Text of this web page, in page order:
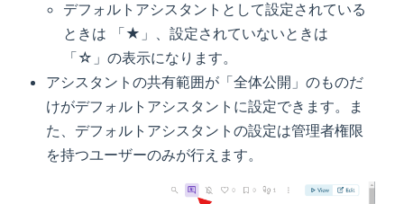
デフォルトアシスタントとして設定されている
ときは 「★」、設定されていないときは
「☆」の表示になります。
アシスタントの共有範囲が「全体公開」のものだ
けがデフォルトアシスタントに設定できます。ま
た、デフォルトアシスタントの設定は管理者権限
を持つユーザーのみが行えます。